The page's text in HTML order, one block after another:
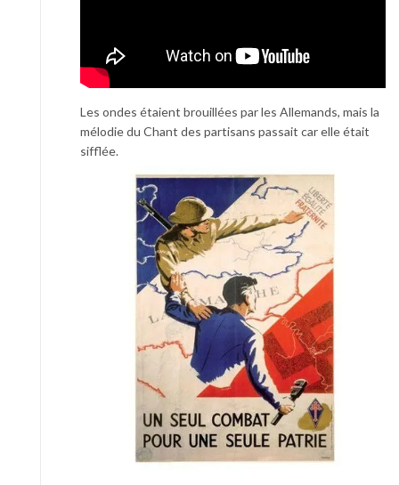
Les ondes étaient brouillées par les Allemands, mais la
mélodie du Chant des partisans passait car elle était
sifflée.